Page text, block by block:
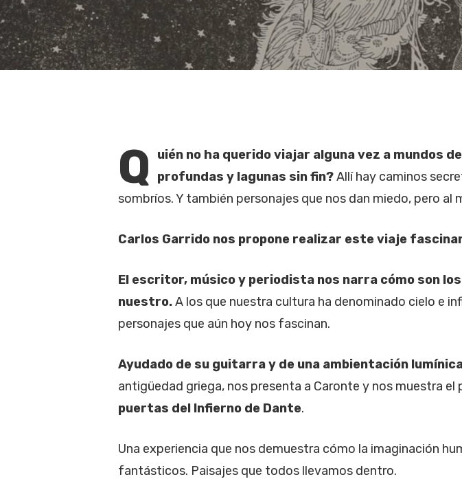
Q
uién no ha querido viajar alguna vez a mundos
profundas y lagunas sin fin?Allí hay caminos
sombríos. Y también personajes que nos dan miedo, pero
Carlos Garrido nos propone realizar este viaje
El escritor, músico y periodista nos narra cómo son
nuestro.A los que nuestra cultura ha denominado cielo e
personajes que aún hoy nos fascinan.
Ayudado de su guitarra y de una ambientación
antigüedad griega, nos presenta a Caronte y nos muestra el
puertas del Infierno de Dante.
Una experiencia que nos demuestra cómo la imaginación
fantásticos. Paisajes que todos llevamos dentro.